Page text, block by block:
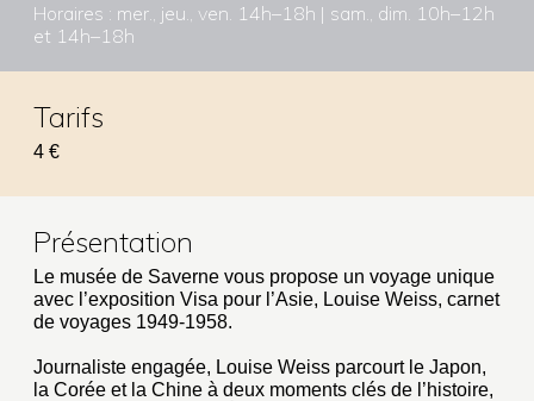
Horaires : mer., jeu., ven. 14h–18h | sam., dim. 10h–12h
et 14h–18h
Tarifs
4 €
Présentation
Le musée de Saverne vous propose un voyage unique
avec l’exposition Visa pour l’Asie, Louise Weiss, carnet
de voyages 1949-1958.
Journaliste engagée, Louise Weiss parcourt le Japon,
la Corée et la Chine à deux moments clés de l’histoire,